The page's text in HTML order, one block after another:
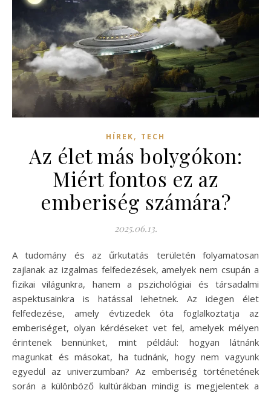
HÍREK, TECH
Az élet más bolygókon:
Miért fontos ez az
emberiség számára?
2025.06.13.
A tudomány és az űrkutatás területén folyamatosan
zajlanak az izgalmas felfedezések, amelyek nem csupán a
fizikai világunkra, hanem a pszichológiai és társadalmi
aspektusainkra is hatással lehetnek. Az idegen élet
felfedezése, amely évtizedek óta foglalkoztatja az
emberiséget, olyan kérdéseket vet fel, amelyek mélyen
érintenek bennünket, mint például: hogyan látnánk
magunkat és másokat, ha tudnánk, hogy nem vagyunk
egyedül az univerzumban? Az emberiség történetének
során a különböző kultúrákban mindig is megjelentek a